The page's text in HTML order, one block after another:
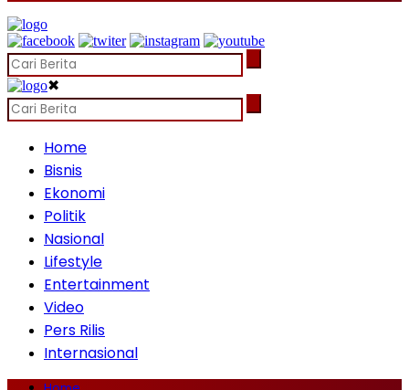
✖
Home
Bisnis
Ekonomi
Politik
Nasional
Lifestyle
Entertainment
Video
Pers Rilis
Internasional